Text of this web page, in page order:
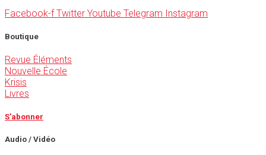
Facebook-f Twitter Youtube Telegram Instagram
Boutique
Revue Éléments
Nouvelle École
Krisis
Livres
S'abonner
Audio / Vidéo